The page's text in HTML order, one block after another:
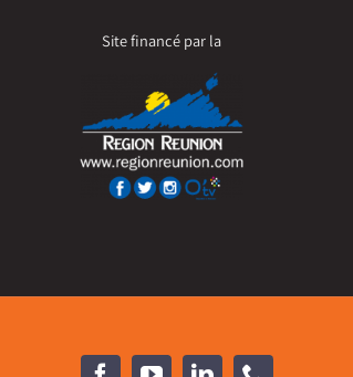
Site financé par la